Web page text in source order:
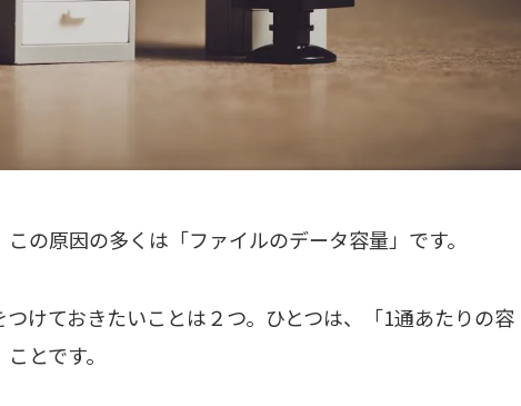
の原因の多くは「ファイルのデータ容量」です。
けておきたいことは２つ。ひとつは、「1通あたりの容
とです。